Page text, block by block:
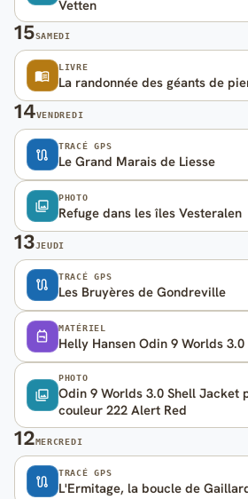
Vetten
15SAMEDI
LIVRE
La randonnée des géants de
14VENDREDI
TRACÉ GPS
Le Grand Marais de Liesse
PHOTO
Refuge dans les îles Vesteralen
13JEUDI
TRACÉ GPS
Les Bruyères de Gondreville
MATÉRIEL
Helly Hansen Odin 9 Worlds
PHOTO
Odin 9 Worlds 3.0 Shell Jacket
couleur 222 Alert Red
12MERCREDI
TRACÉ GPS
L'Ermitage, la boucle de